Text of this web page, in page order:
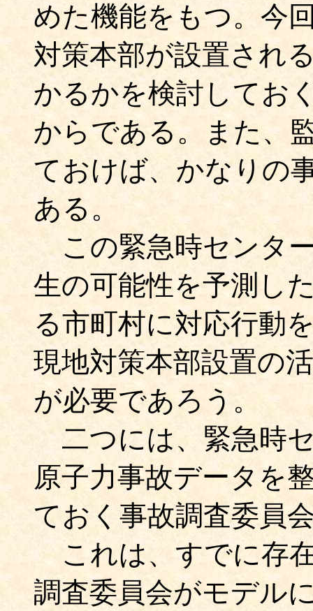
めた機能をもつ。今
対策本部が設置され
かるかを検討してお
からである。また、
ておけば、かなりの
ある。
この緊急時センタ
生の可能性を予測し
る市町村に対応行動
現地対策本部設置の
が必要であろう。
二つには、緊急時
原子力事故データを
ておく事故調査委員
これは、すでに存
調査委員会がモデル